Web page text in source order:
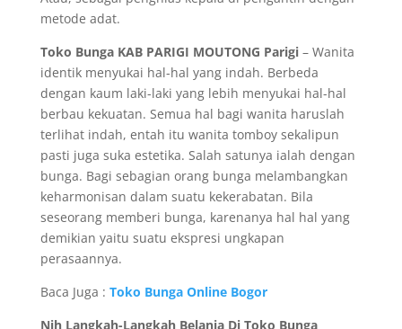
metode adat.
Toko Bunga KAB PARIGI MOUTONG Parigi– Wanita
identik menyukai hal-hal yang indah. Berbeda
dengan kaum laki-laki yang lebih menyukai hal-hal
berbau kekuatan. Semua hal bagi wanita haruslah
terlihat indah, entah itu wanita tomboy sekalipun
pasti juga suka estetika. Salah satunya ialah dengan
bunga. Bagi sebagian orang bunga melambangkan
keharmonisan dalam suatu kekerabatan. Bila
seseorang memberi bunga, karenanya hal hal yang
demikian yaitu suatu ekspresi ungkapan
perasaannya.
Baca Juga : Toko Bunga Online Bogor
Nih Langkah-Langkah Belanja Di Toko Bunga